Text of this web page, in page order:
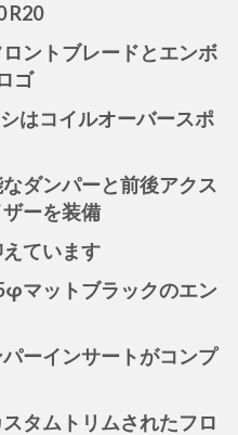
R20
ントブレードとエンボ
ゴ
はコイルオーバースポ
ダンパーと前後アクス
ーを装備
ています
マットブラックのエン
ーインサートがコンプ
タムトリムされたフロ